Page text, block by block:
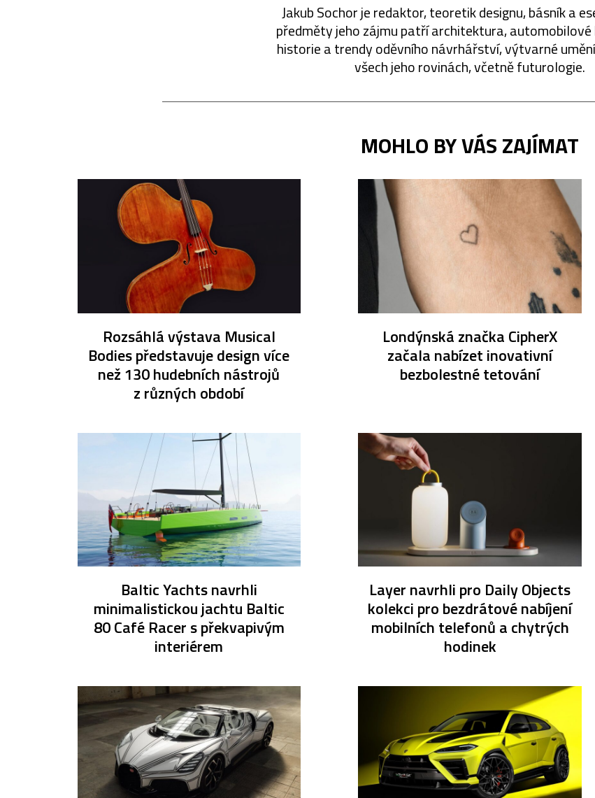
Jakub Sochor je redaktor, teoretik designu, básník a
předměty jeho zájmu patří architektura,
historie a trendy oděvního návrhářství, výtvarné
všech jeho rovinách, včetně futurologie.
MOHLO BY VÁS ZAJÍMAT
Rozsáhlá výstava Musical
Bodies představuje design více
než 130 hudebních nástrojů
z různých období
Londýnská značka CipherX
začala nabízet inovativní
bezbolestné tetování
Baltic Yachts navrhli
minimalistickou jachtu Baltic
80 Café Racer s překvapivým
interiérem
Layer navrhli pro Daily Objects
kolekci pro bezdrátové nabíjení
mobilních telefonů a chytrých
hodinek